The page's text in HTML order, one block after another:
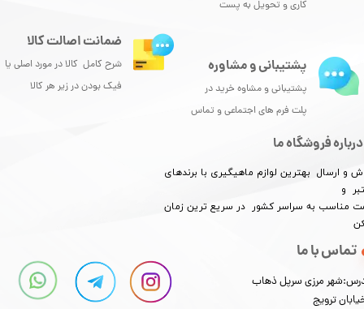
★★★
کاری و تحویل به پست
درباره فروشگاه ما
و ارسال بهترین لوازم ماهیگیری با برندهای
و
مناسب به سراسر کشور در سریع ترین زمان
تماس با ما
مرزی سرپل ذهاب
ترویج
پشتیبانی و مشاوره
پشتیبانی و مشاوه خرید در
پلت فرم های اجتماعی و تماس
ضمانت اصالت کالا
شرح کامل کالا در مورد اصلی یا
فیک بودن در زیر هر کالا